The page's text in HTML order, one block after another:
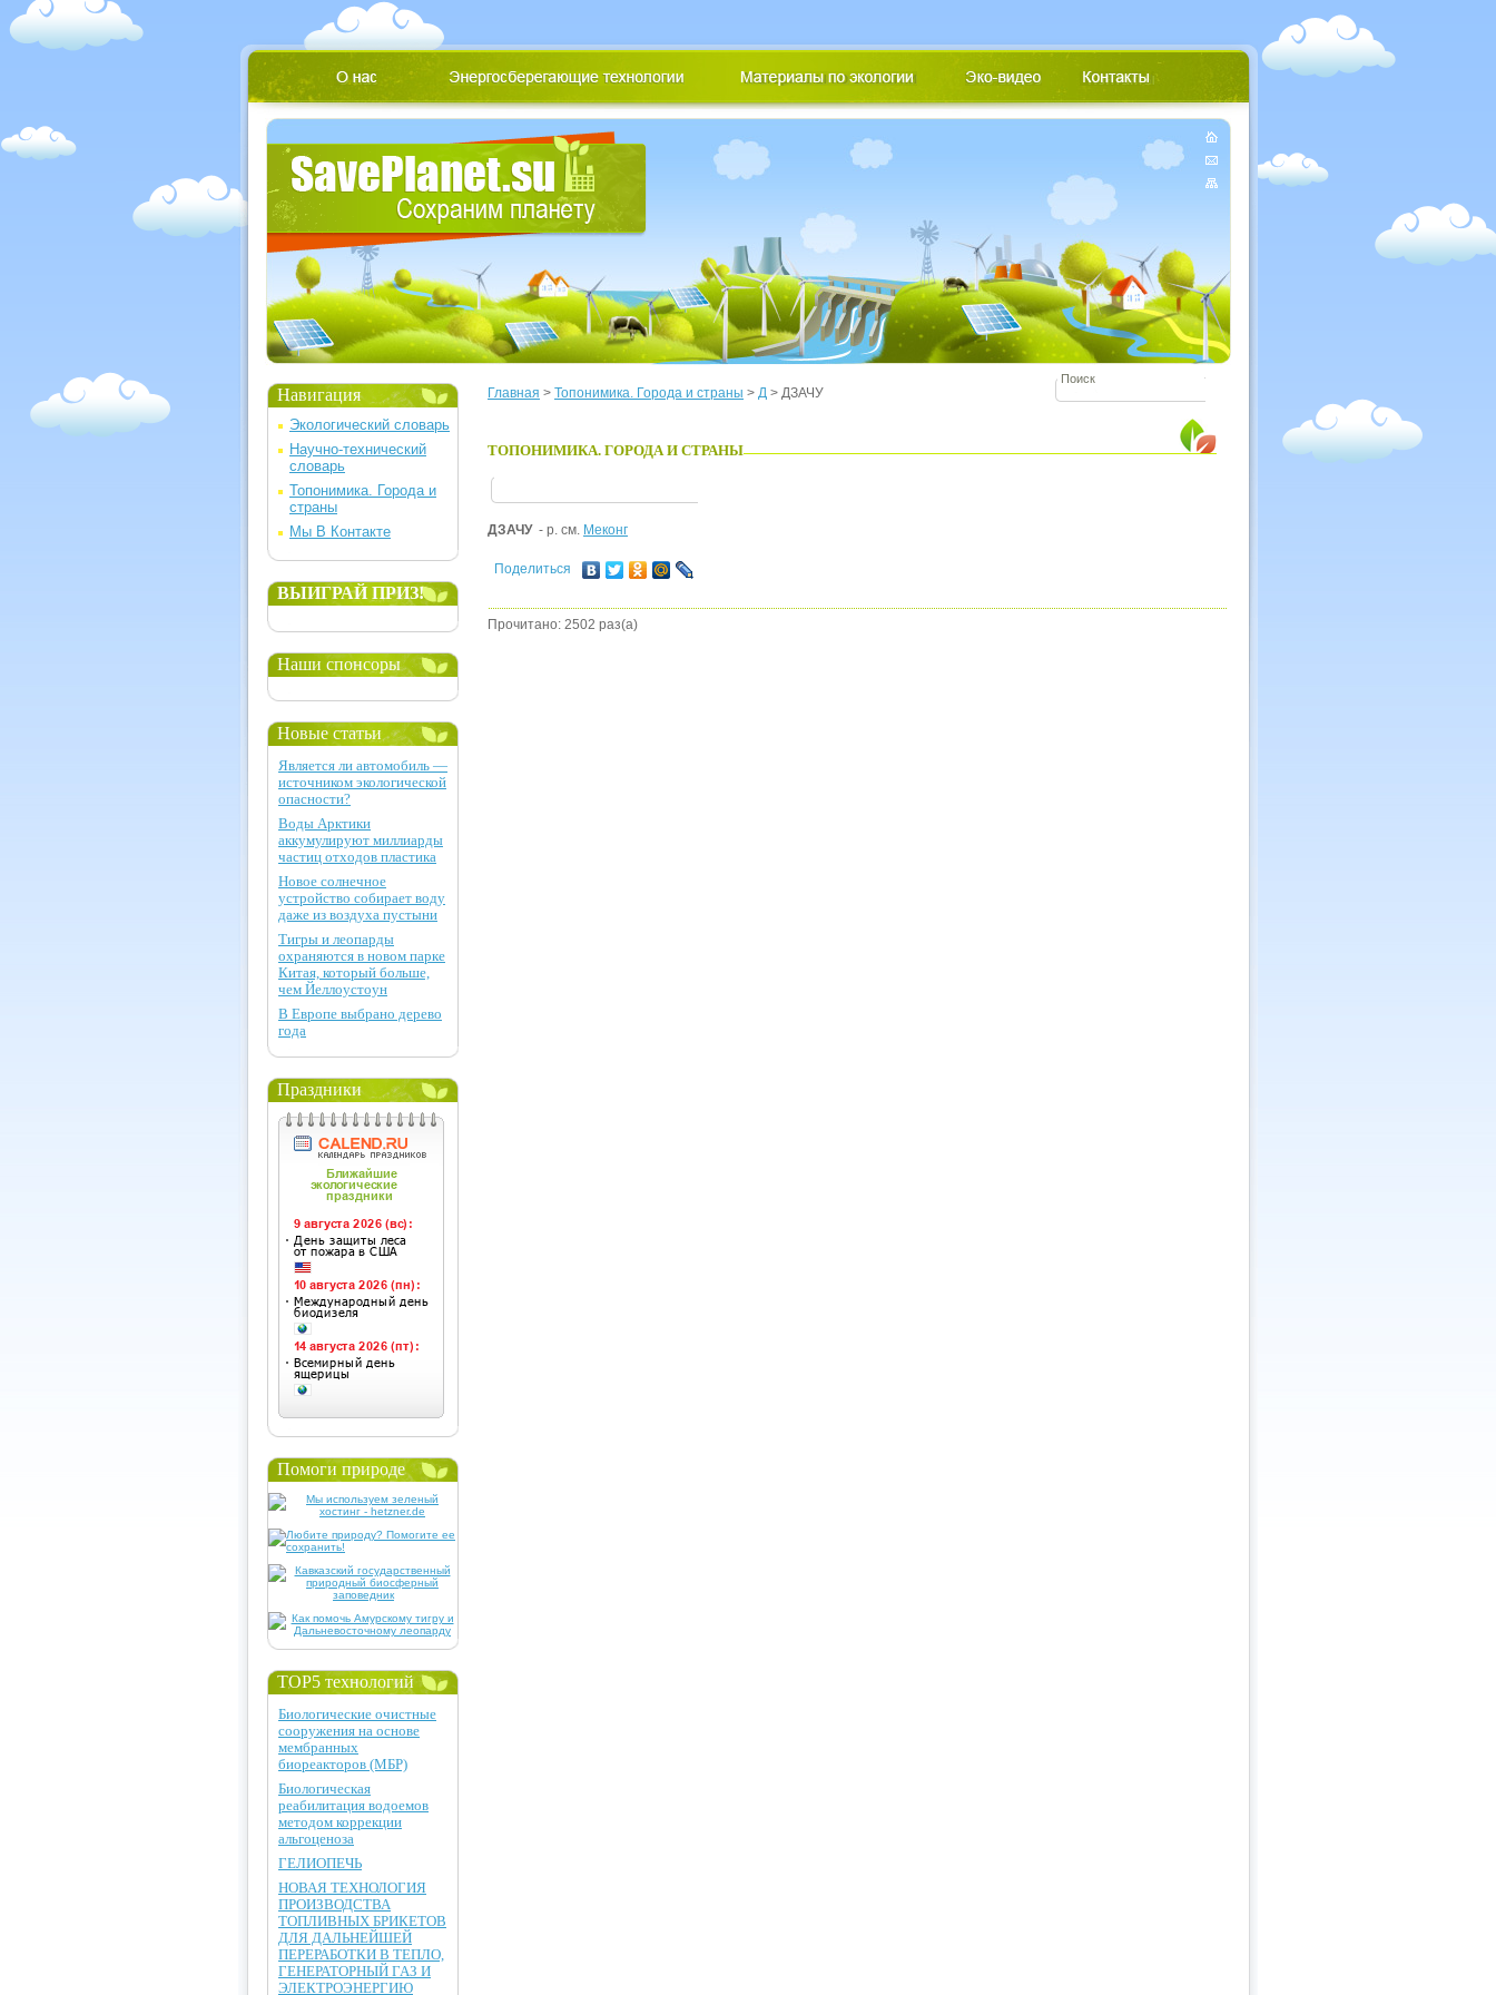
Главная > Топонимика. Города и страны > Д > ДЗАЧУ
ТОПОНИМИКА. ГОРОДА И СТРАНЫ
ДЗАЧУ - р. см. Меконг
Поделиться
Прочитано: 2502 раз(а)
Навигация
Экологический словарь
Научно-технический
словарь
Топонимика. Города и
страны
Мы В Контакте
ВЫИГРАЙ ПРИЗ!
Наши спонсоры
Новые статьи
Является ли автомобиль —
источником экологической
опасности?
Воды Арктики
аккумулируют миллиарды
частиц отходов пластика
Новое солнечное
устройство собирает воду
даже из воздуха пустыни
Тигры и леопарды
охраняются в новом парке
Китая, который больше,
чем Йеллоустоун
В Европе выбрано дерево
года
Праздники
Помоги природе
TOP5 технологий
Биологические очистные
сооружения на основе
мембранных
биореакторов (МБР)
Биологическая
реабилитация водоемов
методом коррекции
альгоценоза
ГЕЛИОПЕЧЬ
НОВАЯ ТЕХНОЛОГИЯ
ПРОИЗВОДСТВА
ТОПЛИВНЫХ БРИКЕТОВ
ДЛЯ ДАЛЬНЕЙШЕЙ
ПЕРЕРАБОТКИ В ТЕПЛО,
ГЕНЕРАТОРНЫЙ ГАЗ И
ЭЛЕКТРОЭНЕРГИЮ